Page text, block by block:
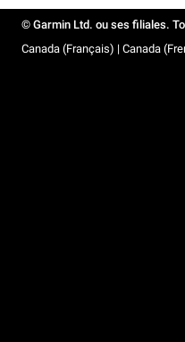
© Garmin Ltd. ou ses filiales.
Canada (Français) | Canada